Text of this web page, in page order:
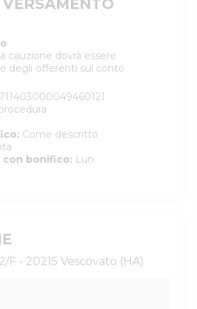
cauzione dovrà essere
degli offerenti sul conto
: Come descritto
bonifico: Lun
F - 20215 Vescovato (HA)